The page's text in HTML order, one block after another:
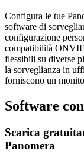
Configura le tue
software di
configurazione
compatibilità
flessibili su diverse
la sorveglianza in
forniscono un
Software
Scarica
Panomera